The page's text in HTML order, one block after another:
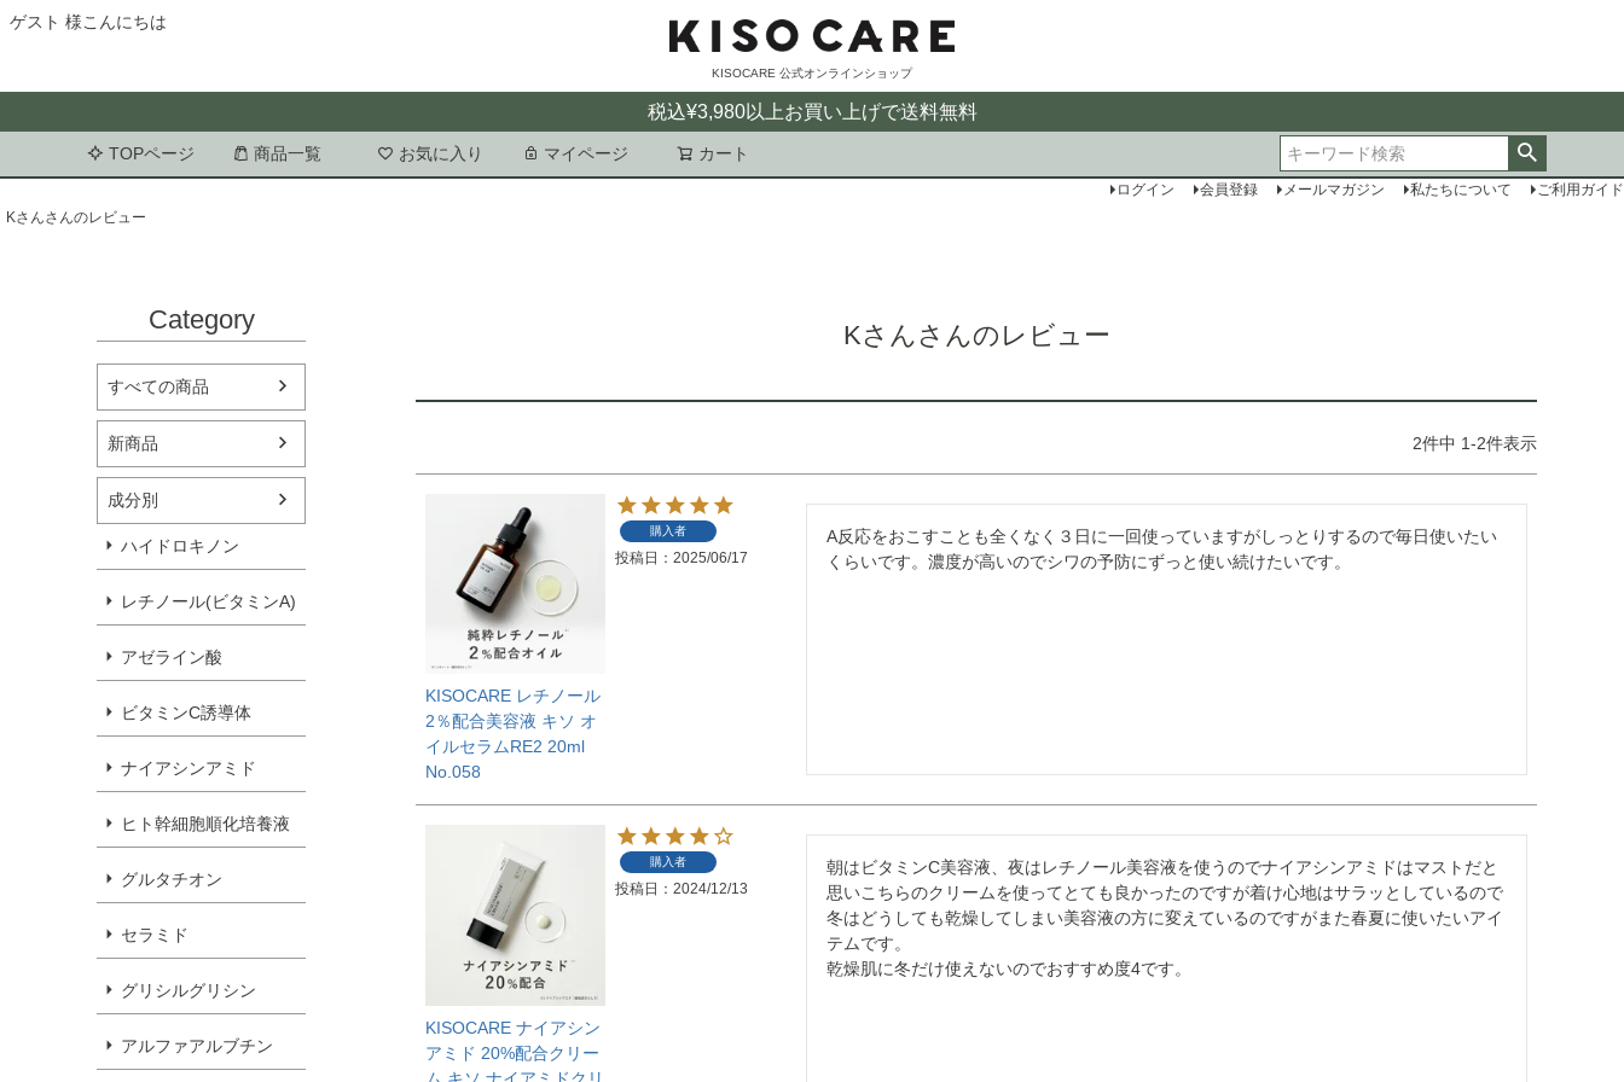
ゲスト 様こんにちは
KISOCARE 公式オンラインショップ
税込¥3,980以上お買い上げで送料無料
TOPページ 商品一覧 お気に入り マイページ カート
ログイン 会員登録 メールマガジン 私たちについて
ご利用ガイド
Kさんさんのレビュー
Category
すべての商品
新商品
成分別
ハイドロキノン
レチノール(ビタミンA)
アゼライン酸
ビタミンC誘導体
ナイアシンアミド
ヒト幹細胞順化培養液
グルタチオン
セラミド
グリシルグリシン
アルファアルブチン
Kさんさんのレビュー
2件中 1-2件表示
KISOCARE レチノール
2％配合美容液 キソ オ
イルセラムRE2 20ml
No.058
購入者
投稿日 2025/06/17
A反応をおこすことも全くなく３日に一回使っていますがしっとりするので毎日使いたい
くらいです。濃度が高いのでシワの予防にずっと使い続けたいです。
KISOCARE ナイアシン
アミド 20%配合クリー
ム キソ ナイアミドクリ
購入者
投稿日 2024/12/13
朝はビタミンC美容液、夜はレチノール美容液を使うのでナイアシンアミドはマストだと
思いこちらのクリームを使ってとても良かったのですが着け心地はサラッとしているので
冬はどうしても乾燥してしまい美容液の方に変えているのですがまた春夏に使いたいアイ
テムです。